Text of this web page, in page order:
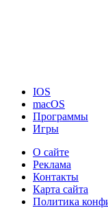
IOS
macOS
Программы
Игры
О сайте
Реклама
Контакты
Карта сайта
Политика